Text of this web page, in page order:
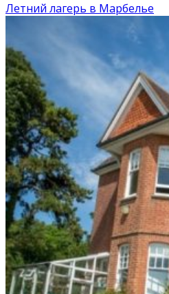
Летний лагерь в Марбелье